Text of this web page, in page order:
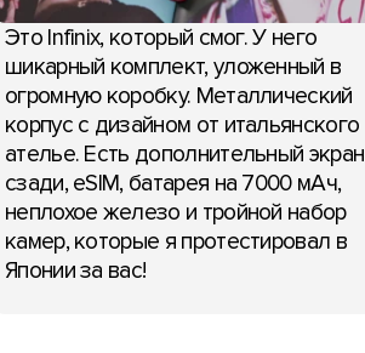
Это Infinix, который смог. У него
шикарный комплект, уложенный в
огромную коробку. Металлический
корпус с дизайном от итальянского
ателье. Есть дополнительный экран
сзади, eSIM, батарея на 7000 мАч,
неплохое железо и тройной набор
камер, которые я протестировал в
Японии за вас!